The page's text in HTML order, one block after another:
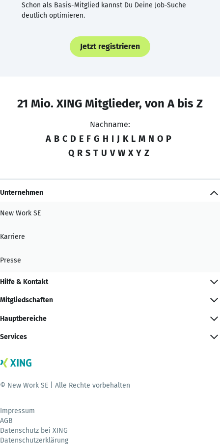
Schon als Basis-Mitglied kannst Du Deine Job-Suche
deutlich optimieren.
Jetzt registrieren
21 Mio. XING Mitglieder, von A bis Z
Nachname:
A B C D E F G H I J K L M N O P
Q R S T U V W X Y Z
Unternehmen
New Work SE
Karriere
Presse
Hilfe & Kontakt
Mitgliedschaften
Hauptbereiche
Services
© New Work SE | Alle Rechte vorbehalten
Impressum
AGB
Datenschutz bei XING
Datenschutzerklärung